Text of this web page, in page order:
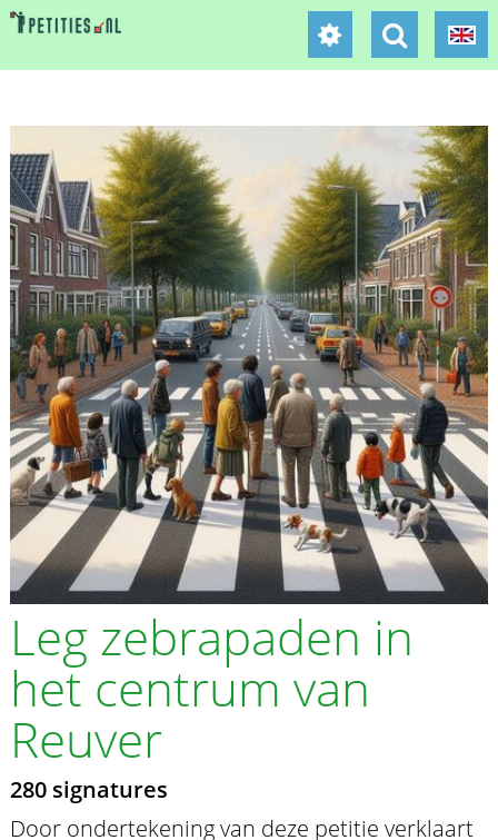
Leg zebrapaden in
het centrum van
Reuver
280 signatures
Door ondertekening van deze petitie verklaart